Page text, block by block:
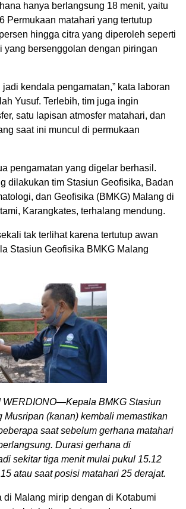
hanya berlangsung 18 menit, yaitu
Permukaan matahari yang tertutup
hingga citra yang diperoleh seperti
yang bersenggolan dengan piringan
jadi kendala pengamatan,” kata laboran
Yusuf. Terlebih, tim juga ingin
satu lapisan atmosfer matahari, dan
saat ini muncul di permukaan
pengamatan yang digelar berhasil.
dilakukan tim Stasiun Geofisika, Badan
dan Geofisika (BMKG) Malang di
Karangkates, terhalang mendung.
tak terlihat karena tertutup awan
Stasiun Geofisika BMKG Malang
WERDIONO—Kepala BMKG Stasiun
Musripan (kanan) kembali memastikan
saat sebelum gerhana matahari
Durasi gerhana di
sekitar tiga menit mulai pukul 15.12
atau saat posisi matahari 25 derajat.
di Malang mirip dengan di Kotabumi